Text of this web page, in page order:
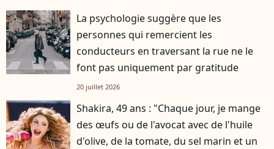
La psychologie suggère que les
personnes qui remercient les
conducteurs en traversant la rue ne le
font pas uniquement par gratitude
20 juillet 2026
Shakira, 49 ans : "Chaque jour, je mange
des œufs ou de l'avocat avec de l'huile
d'olive, de la tomate, du sel marin et un